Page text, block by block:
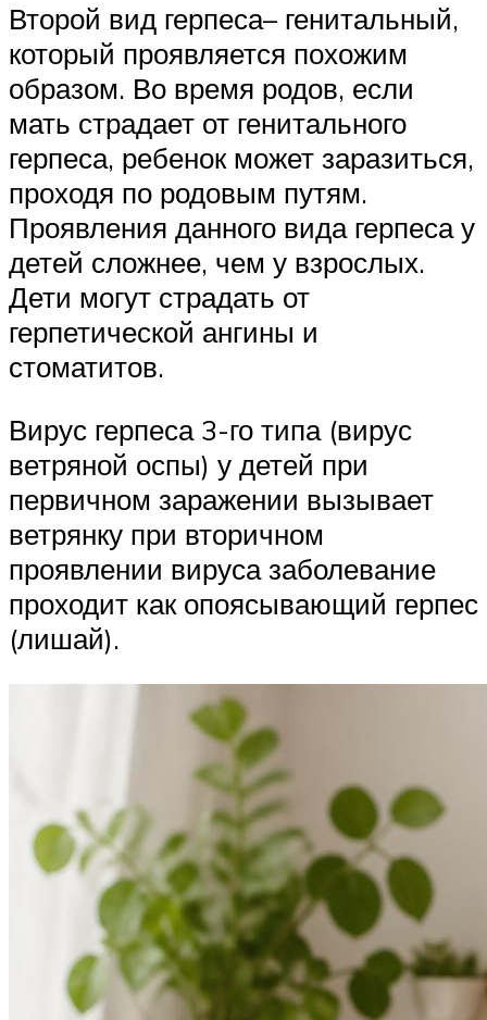
Второй вид герпеса– генитальный,
который проявляется похожим
образом. Во время родов, если
мать страдает от генитального
герпеса, ребенок может заразиться,
проходя по родовым путям.
Проявления данного вида герпеса у
детей сложнее, чем у взрослых.
Дети могут страдать от
герпетической ангины и
стоматитов.
Вирус герпеса 3-го типа (вирус
ветряной оспы) у детей при
первичном заражении вызывает
ветрянку при вторичном
проявлении вируса заболевание
проходит как опоясывающий герпес
(лишай).